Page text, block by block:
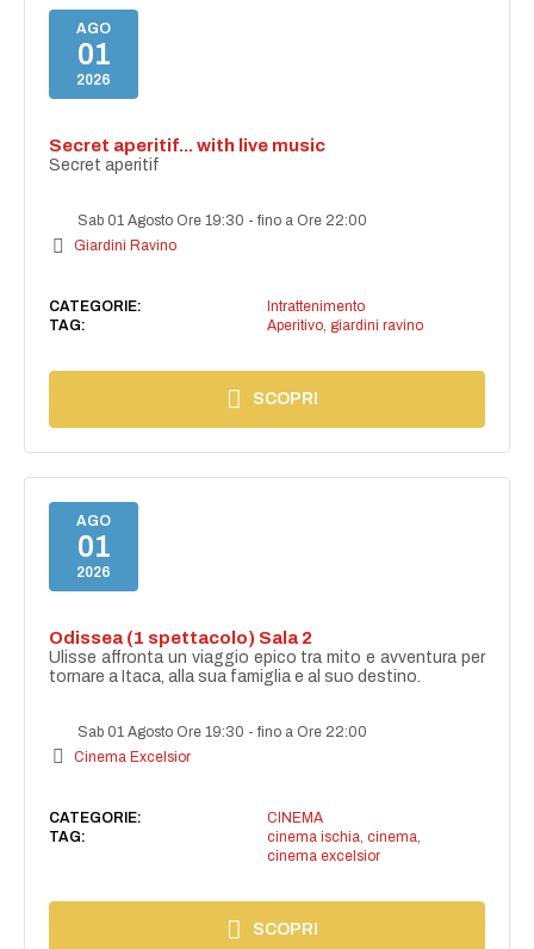
AGO
01
2026
Secret aperitif... with live music
Secret aperitif
Sab 01 Agosto Ore 19:30 -fino a Ore 22:00
Giardini Ravino
CATEGORIE:
Intrattenimento
TAG:
Aperitivo, giardini ravino
SCOPRI
AGO
01
2026
Odissea (1 spettacolo) Sala 2
Ulisse affronta un viaggio epico tra mito e avventura per
tornare a Itaca, alla sua famiglia e al suo destino.
Sab 01 Agosto Ore 19:30 -fino a Ore 22:00
Cinema Excelsior
CATEGORIE:
CINEMA
TAG:
cinema ischia cinema
cinema excelsior
SCOPRI